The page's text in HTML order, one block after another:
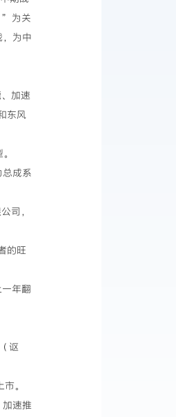
”为关
为中
加速
东风
成系
司，
的旺
年翻
讴
。
速推